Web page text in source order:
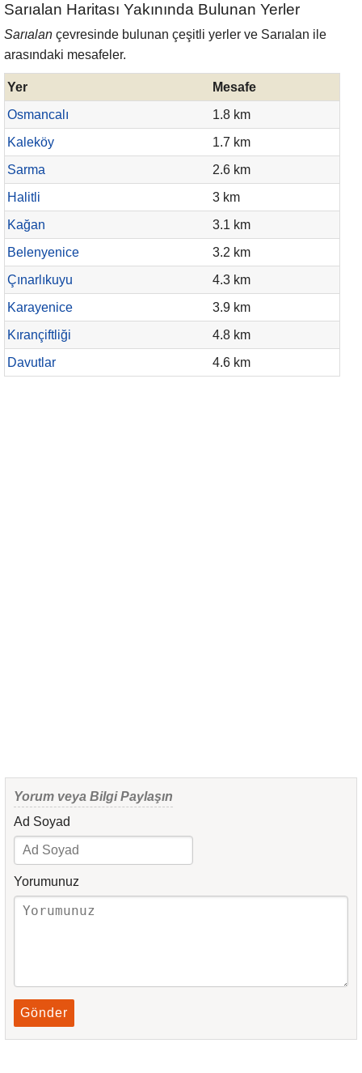
Sarıalan Haritası Yakınında Bulunan Yerler
Sarıalan çevresinde bulunan çeşitli yerler ve Sarıalan ile
arasındaki mesafeler.
Yer
Mesafe
Osmancalı
1.8 km
Kaleköy
1.7 km
Sarma
2.6 km
Halitli
3 km
Kağan
3.1 km
Belenyenice
3.2 km
Çınarlıkuyu
4.3 km
Karayenice
3.9 km
Kırançiftliği
4.8 km
Davutlar
4.6 km
Yorum veya Bilgi Paylaşın
Ad Soyad
Yorumunuz
Gönder